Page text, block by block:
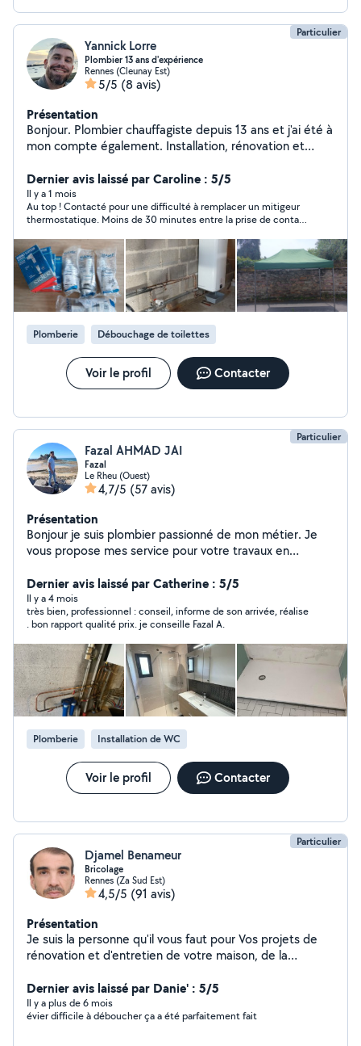
Particulier
Yannick Lorre
Plombier 13 ans d'expérience
Rennes (Cleunay Est)
5/5 (8 avis)
Présentation
Bonjour. Plombier chauffagiste depuis 13 ans et j'ai été à
mon compte également. Installation, rénovation et
fuites, cuivre, pvc, per + travaux divers! Aussi, je loue un
barnum de 3m*2m*1.80m, hauteur totale 2.65m.Visible
en photo. Je rayonne sur le bassin Rennais. N'hésitez
pas au besoin.Bonne journée :)
Dernier avis laissé par Caroline : 5/5
Il y a 1 mois
Au top ! Contacté pour une difficulté à remplacer un mitigeur
thermostatique. Moins de 30 minutes entre la prise de contact
honnête !
Plomberie Débouchage de toilettes
Voir le profil Contacter
Particulier
Fazal AHMAD JAI
Fazal
Le Rheu (Ouest)
4,7/5 (57 avis)
Présentation
Bonjour je suis plombier passionné de mon métier. Je
vous propose mes service pour votre travaux en
sanitaire Modification d'arrivée, d'eau évacuation
Montage/ meuble évier meuble vasque, douche , parois
Rénovation salle de bain complète si besoin des photos
de mes salle de bain je peux vous fournir je suis
également disponible pour vous conseiller avant , après
ou pendant les travaux je suis à votre écoute.
Dernier avis laissé par Catherine : 5/5
Il y a 4 mois
très bien, professionnel : conseil, informe de son arrivée, réalise
. bon rapport qualité prix. je conseille Fazal A.
Plomberie Installation de WC
Voir le profil Contacter
Particulier
Djamel Benameur
Bricolage
Rennes (Za Sud Est)
4,5/5 (91 avis)
Présentation
Je suis la personne qu'il vous faut pour Vos projets de
rénovation et d'entretien de votre maison, de la
de bricolage. Je mets mon savoir faire à votre service
pour améliorer votre espace de vie. Vous avez besoin
d'un coup de main ? Je suis là pour vous aider !
Dernier avis laissé par Danie' : 5/5
Il y a plus de 6 mois
évier difficile à déboucher ça a été parfaitement fait